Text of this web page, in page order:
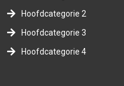
Hoofdcategorie 2
Hoofdcategorie 3
Hoofdcategorie 4